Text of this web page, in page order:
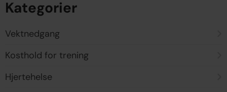
Kategorier
Vektnedgang
Kosthold for trening
Hjertehelse